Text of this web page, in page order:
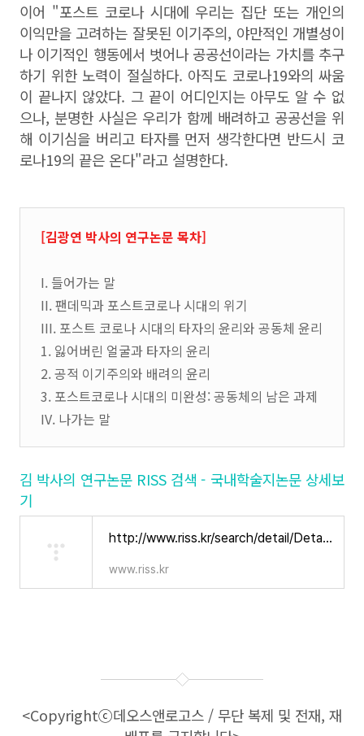
이어 "포스트 코로나 시대에 우리는 집단 또는 개인의
이익만을 고려하는 잘못된 이기주의, 야만적인 개별성이
나 이기적인 행동에서 벗어나 공공선이라는 가치를 추구
하기 위한 노력이 절실하다. 아직도 코로나19와의 싸움
이 끝나지 않았다. 그 끝이 어디인지는 아무도 알 수 없
으나, 분명한 사실은 우리가 함께 배려하고 공공선을 위
해 이기심을 버리고 타자를 먼저 생각한다면 반드시 코
로나19의 끝은 온다"라고 설명한다.
[김광연 박사의 연구논문 목차]
I. 들어가는 말
II. 팬데믹과 포스트코로나 시대의 위기
III. 포스트 코로나 시대의 타자의 윤리와 공동체 윤리
1. 잃어버린 얼굴과 타자의 윤리
2. 공적 이기주의와 배려의 윤리
3. 포스트코로나 시대의 미완성: 공동체의 남은 과제
IV. 나가는 말
김 박사의 연구논문 RISS 검색 - 국내학술지논문 상세보
기
http://www.riss.kr/search/detail/DetailView.do?p_mat_type=1a0202e37d52c72d&control_no=1fa622929388827e47de9c1710b0298d
www.riss.kr
<Copyrightⓒ데오스앤로고스 / 무단 복제 및 전재, 재